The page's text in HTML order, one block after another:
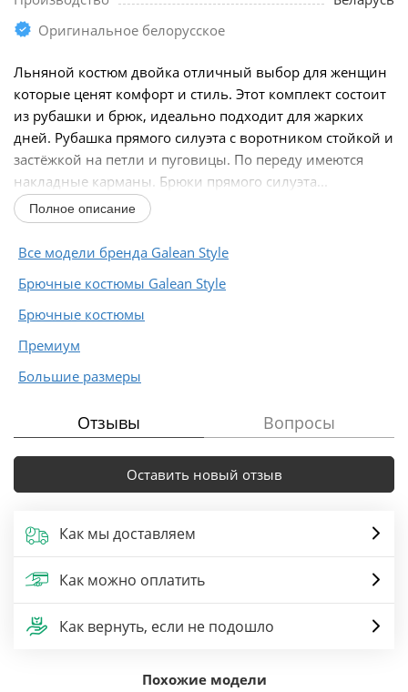
Оригинальное белорусское
Льняной костюм двойка отличный выбор для женщин
которые ценят комфорт и стиль. Этот комплект состоит
из рубашки и брюк, идеально подходит для жарких
дней. Рубашка прямого силуэта с воротником стойкой и
застёжкой на петли и пуговицы. По переду имеются
накладные карманы. Брюки прямого силуэта...
Полное описание
Все модели бренда Galean Style
Брючные костюмы Galean Style
Брючные костюмы
Премиум
Большие размеры
Отзывы Вопросы
Оставить новый отзыв
Как мы доставляем
Как можно оплатить
Как вернуть, если не подошло
Похожие модели